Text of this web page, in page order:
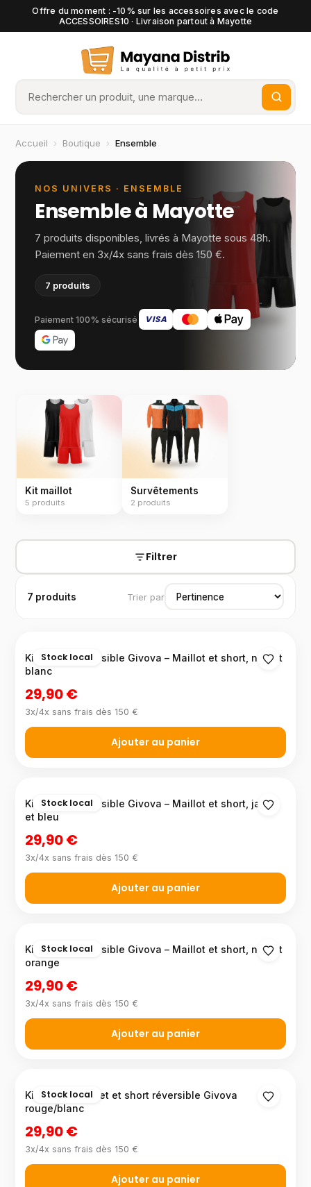
Offre du moment : -10% sur les accessoires avec le code
ACCESSOIRES10 · Livraison partout à Mayotte
Accueil › Boutique › Ensemble
NOS UNIVERS · ENSEMBLE
Ensembleà Mayotte
7 produits disponibles, livrés à Mayotte sous 48h.
Paiement en 3x/4x sans frais dès 150 €.
7 produits
Paiement 100% sécurisé VISA
Kit maillot
5 produits
Survêtements
2 produits
Filtrer
7 produits Trier par
Stock local
Kit basket réversible Givova – Maillot et short, noir et
blanc
29,90 €
3x/4x sans frais dès 150 €
Ajouter au panier
Stock local
Kit basket réversible Givova – Maillot et short, jaune
et bleu
29,90 €
3x/4x sans frais dès 150 €
Ajouter au panier
Stock local
Kit basket réversible Givova – Maillot et short, noir et
orange
29,90 €
3x/4x sans frais dès 150 €
Ajouter au panier
Stock local
Kit maillot basket et short réversible Givova
rouge/blanc
29,90 €
3x/4x sans frais dès 150 €
Ajouter au panier